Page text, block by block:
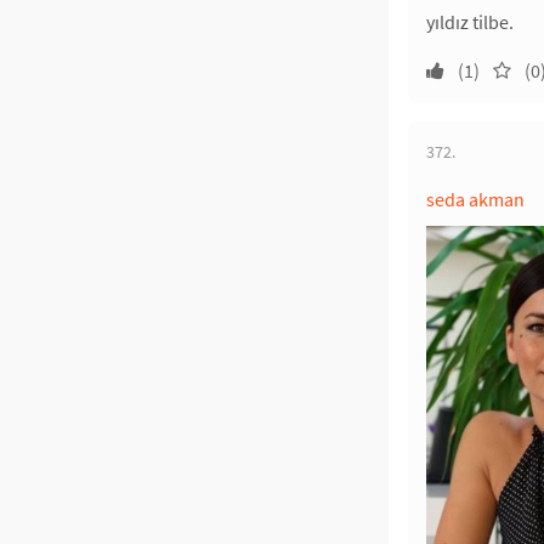
yıldız tilbe.
(1)
372.
seda akman